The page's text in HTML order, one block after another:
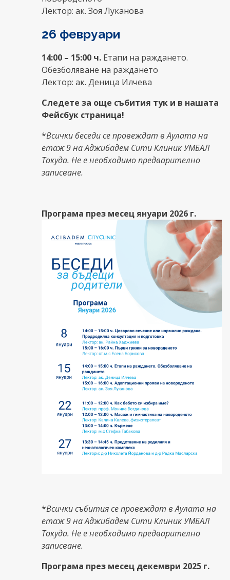
Лектор: ак. Зоя Луканова
26 февруари
14:00 – 15:00 ч. Етапи на раждането.
Обезболяване на раждането
Лектор: ак. Деница Илчева
Следете за още събития тук и в нашата
Фейсбук страница!
*Всички беседи се провеждат в Аулата на
етаж 9 на Аджибадем Сити Клиник УМБАЛ
Токуда. Не е необходимо предварително
записване.
Програма през месец януари 2026 г.
*Всички събития се провеждат в Аулата на
етаж 9 на Аджибадем Сити Клиник УМБАЛ
Токуда. Не е необходимо предварително
записване.
Програма през месец декември 2025 г.